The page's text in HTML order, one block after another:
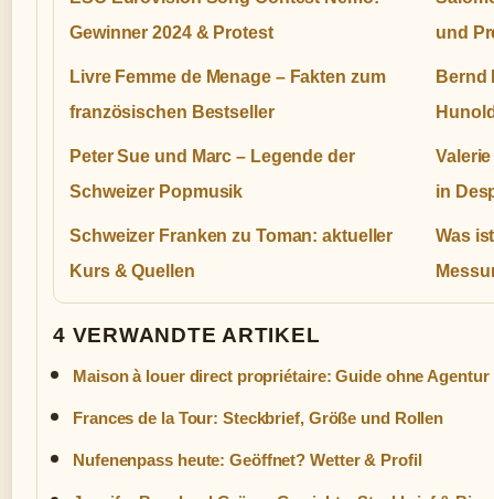
Gewinner 2024 & Protest
und
Livre Femme de Menage – Fakten zum
französischen Bestseller
Bernd
Peter Sue und Marc – Legende der
Schweizer Popmusik
in
Schweizer Franken zu Toman: aktueller
Kurs & Quellen
Was
4 VERWANDTE ARTIKEL
Maison à louer direct propriétaire: Guide ohne Agentur
Frances de la Tour: Steckbrief, Größe und Rollen
Nufenenpass heute: Geöffnet? Wetter & Profil